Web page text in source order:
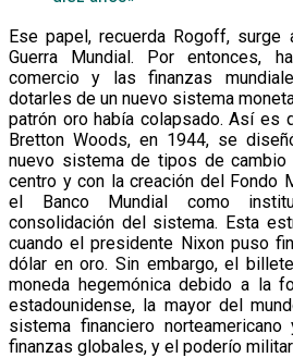
Ese papel, recuerda Rogoff,
Guerra Mundial. Por entonces,
comercio y las finanzas
dotarles de un nuevo sistema
patrón oro había colapsado. Así es
Bretton Woods, en 1944, se
nuevo sistema de tipos de
centro y con la creación del Fondo
el Banco Mundial como
consolidación del sistema. Esta
cuando el presidente Nixon puso
dólar en oro. Sin embargo, el
moneda hegemónica debido a la
estadounidense, la mayor del
sistema financiero
finanzas globales, y el poderío